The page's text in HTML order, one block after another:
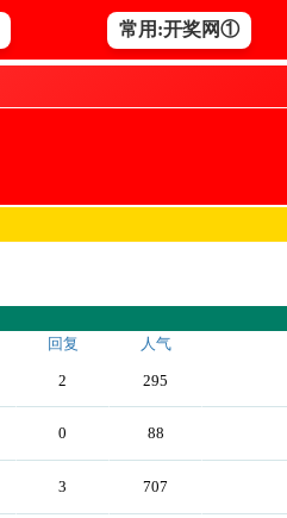
常用:开奖网①
回复 人气
2 295
0 88
3 707